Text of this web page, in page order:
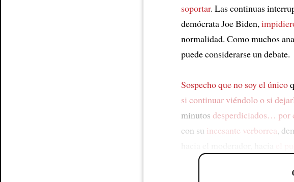
soportar. Las continuas
demócrata Joe Biden,
normalidad. Como muchos
puede considerarse un debate.
Sospecho que no soy el único
si continuar viéndolo o si
minutos desperdiciados… por
con su incesante verborrea,